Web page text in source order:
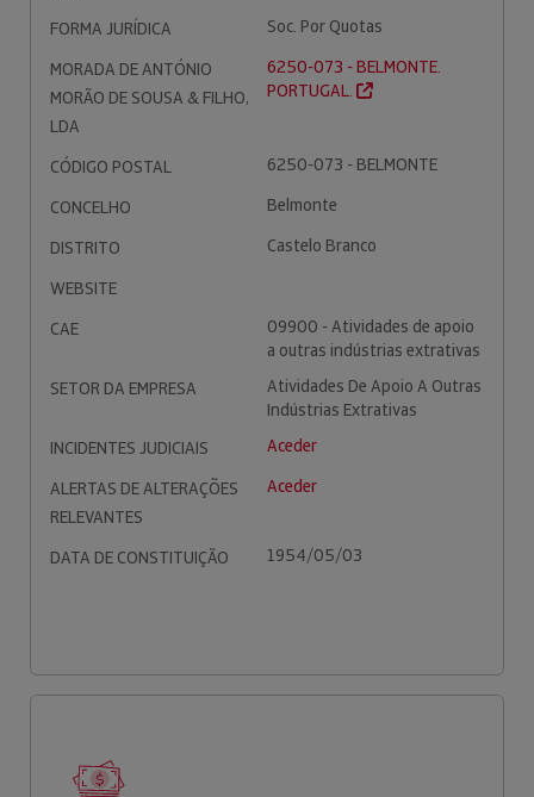
FORMA JURÍDICA
Soc. Por Quotas
MORADA DE ANTÓNIO
MORÃO DE SOUSA & FILHO,
LDA
6250-073 - BELMONTE.
PORTUGAL.
CÓDIGO POSTAL
6250-073 - BELMONTE
CONCELHO
Belmonte
DISTRITO
Castelo Branco
WEBSITE
CAE
09900 - Atividades de apoio
a outras indústrias extrativas
SETOR DA EMPRESA
Atividades De Apoio A Outras
Indústrias Extrativas
INCIDENTES JUDICIAIS
Aceder
ALERTAS DE ALTERAÇÕES
RELEVANTES
Aceder
DATA DE CONSTITUIÇÃO 1954/05/03